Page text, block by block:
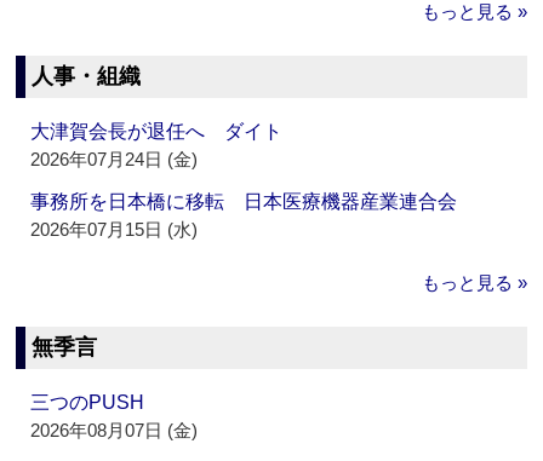
もっと見る »
人事・組織
大津賀会長が退任へ ダイト
2026年07月24日 (金)
事務所を日本橋に移転 日本医療機器産業連合会
2026年07月15日 (水)
もっと見る »
無季言
三つのPUSH
2026年08月07日 (金)